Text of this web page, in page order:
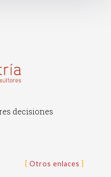
decisiones
Otros enlaces